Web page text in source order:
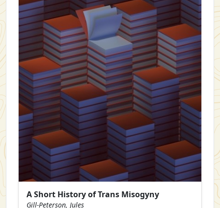
A Short History of Trans Misogyny
Gill-Peterson, Jules